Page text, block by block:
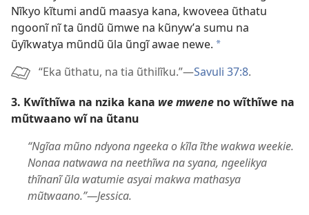
Nĩkyo kĩtumi andũ maasya kana, kwoveea ũthatu
ngoonĩ nĩ ta ũndũ ũmwe na kũnywʼa sumu na
ũyĩkwatya mũndũ ũla ũngĩ awae newe. a
“Eka ũthatu, na tia ũthilĩku.”—Savuli 37:8.
3. Kwĩthĩwa na nzika kana we mwene no wĩthĩwe na
mũtwaano wĩ na ũtanu
“Ngĩaa mũno ndyona ngeeka o kĩla ĩthe wakwa weekie.
Nonaa natwawa na neethĩwa na syana, ngeelikya
thĩnanĩ ũla watumie asyai makwa mathasya
mũtwaano.”—Jessica.